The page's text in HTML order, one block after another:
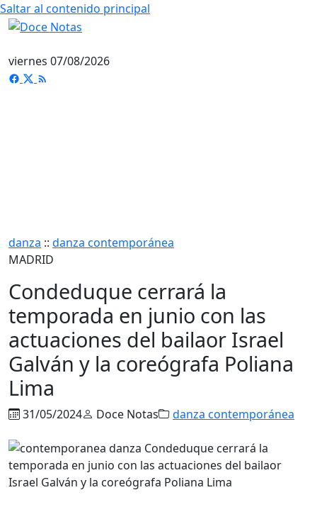
Saltar al contenido principal
viernes 07/08/2026
danza :: danza contemporánea
MADRID
Condeduque cerrará la
temporada en junio con las
actuaciones del bailaor Israel
Galván y la coreógrafa Poliana
Lima
31/05/2024 Doce Notas danza contemporánea